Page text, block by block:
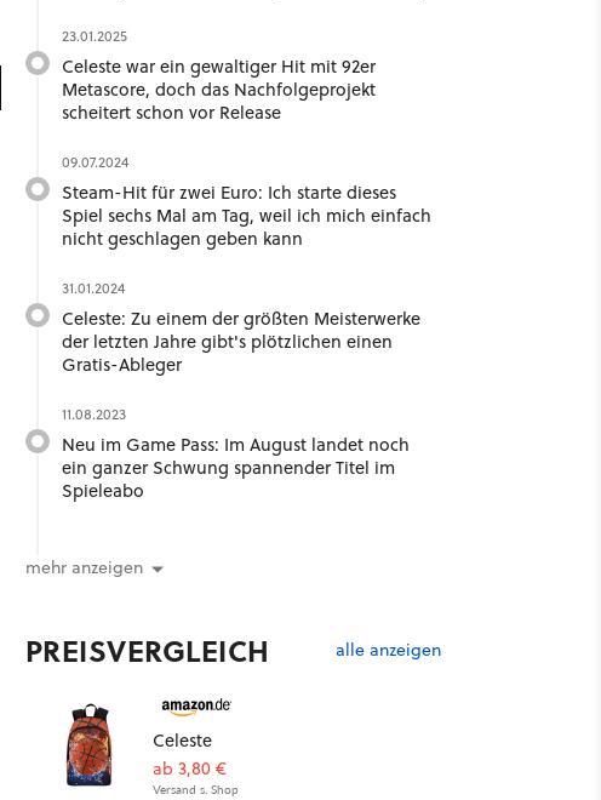
23.01.2025
Celeste war ein gewaltiger Hit mit 92er
Metascore, doch das Nachfolgeprojekt
scheitert schon vor Release
09.07.2024
Steam-Hit für zwei Euro: Ich starte dieses
Spiel sechs Mal am Tag, weil ich mich einfach
nicht geschlagen geben kann
31.01.2024
Celeste: Zu einem der größten Meisterwerke
der letzten Jahre gibt's plötzlichen einen
Gratis-Ableger
11.08.2023
Neu im Game Pass: Im August landet noch
ein ganzer Schwung spannender Titel im
Spieleabo
mehr anzeigen
PREISVERGLEICH alle anzeigen
Celeste
ab 3,80 €
Versand s. Shop